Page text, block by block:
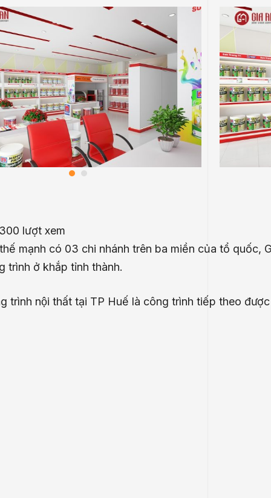
lượt xem
mạnh có 03 chi nhánh trên ba miền của tổ quốc,
trình ở khắp tỉnh thành.
trình nội thất tại TP Huế là công trình tiếp theo